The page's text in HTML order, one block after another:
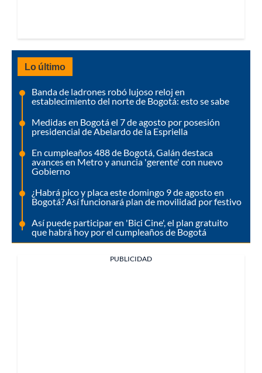
Lo último
Banda de ladrones robó lujoso reloj en
establecimiento del norte de Bogotá: esto se sabe
Medidas en Bogotá el 7 de agosto por posesión
presidencial de Abelardo de la Espriella
En cumpleaños 488 de Bogotá, Galán destaca
avances en Metro y anuncia 'gerente' con nuevo
Gobierno
¿Habrá pico y placa este domingo 9 de agosto en
Bogotá? Así funcionará plan de movilidad por festivo
Así puede participar en 'Bici Cine', el plan gratuito
que habrá hoy por el cumpleaños de Bogotá
PUBLICIDAD